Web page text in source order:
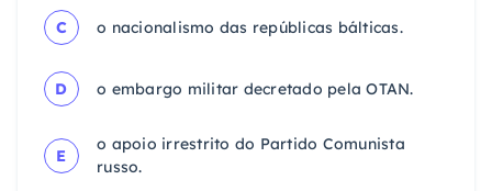
C o nacionalismo das repúblicas bálticas.
D o embargo militar decretado pela OTAN.
E
o apoio irrestrito do Partido Comunista
russo.